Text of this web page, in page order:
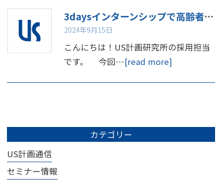
3daysインターンシップで高齢者体験してみませんか
2024年9月15日
こんにちは！US計画研究所の採用担当
です。 今回…[read more]
カテゴリー
US計画通信
セミナー情報